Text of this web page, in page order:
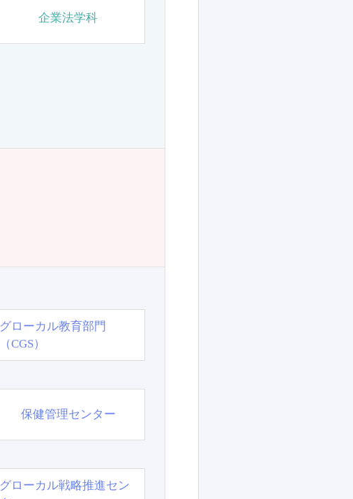
企業法学科
グローカル教育部門
（CGS）
保健管理センター
グローカル戦略推進セン